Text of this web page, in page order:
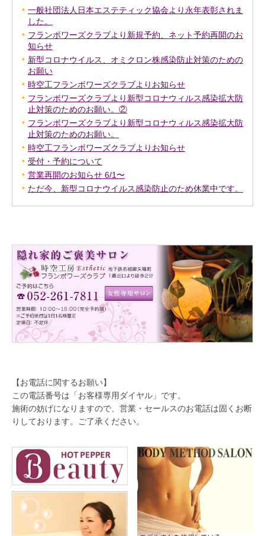
一般社団法人日本エステティック協会より永年表彰されま
した。
フランボワーズクラブより新規予約、ネット予約再開のお
知らせ
新型コロナウイルス、オミクロン株感染防止対策のための
お願い
時空工フランボワーズクラブよりお知らせ
フランボワーズクラブより新型コロナウィルス感染拡大防
止対策のためのお願い。②
フランボワーズクラブより新型コロナウィルス感染拡大防
止対策のためのお願い。
時空工フランボワーズクラブよりお知らせ
受付・予約について
営業再開のお知らせ 6/1〜
ただ今、新型コロナウイルス感染防止のため休業中です。
【お電話に関するお願い】
この電話番号は「お客様専用ダイヤル」です。
施術の妨げになりますので、営業・セールスのお電話は固くお断
りしております。ご了承ください。